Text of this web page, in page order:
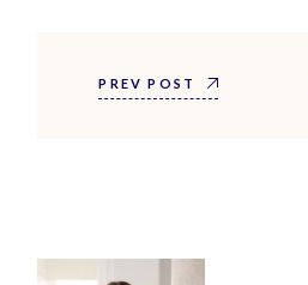
PREV POST